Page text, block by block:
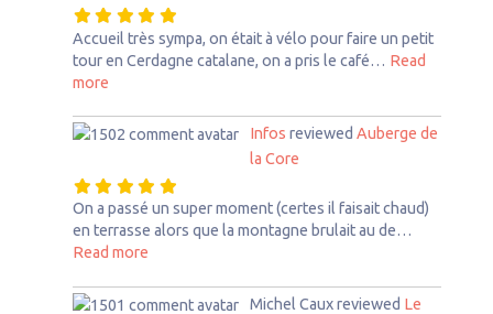
Accueil très sympa, on était à vélo pour faire un petit
tour en Cerdagne catalane, on a pris le café… Read
moreabout this listing
Infos reviewed Auberge de
la Core
On a passé un super moment (certes il faisait chaud)
en terrasse alors que la montagne brulait au de…
Read moreabout this listing
Michel Caux reviewed Le